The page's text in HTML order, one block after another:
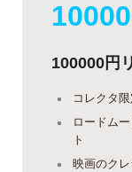
100000円
コレクタ
ロードム
ト
映画のク